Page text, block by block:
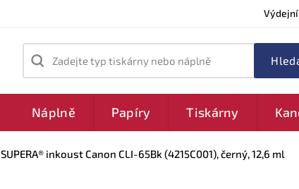
Zadejte typ tiskárny nebo náplně
Náplně Papíry Tiskárny
SUPERA® inkoust Canon CLI-65Bk (4215C001), černý, 12,6 ml